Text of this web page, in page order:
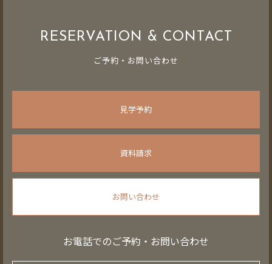
RESERVATION & CONTACT
ご予約・お問い合わせ
見学予約
資料請求
お問い合わせ
お電話でのご予約・お問い合わせ